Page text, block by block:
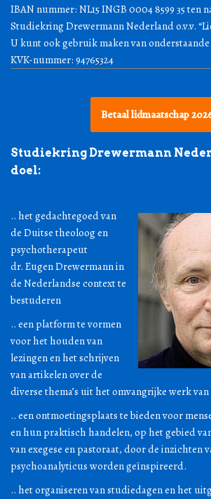
IBAN nummer: NL15 INGB 0004 8599 35 ten
Studiekring Drewermann Nederland o.v.v.
U kunt ook gebruik maken van
KVK-nummer: 94765324
Betaal lidmaatschap
Studiekring Drewermann
doel:
.. het gedachtegoed van
de Duitse theoloog en
psychotherapeut
dr. Eugen Drewermann in
de Nederlandse context te
bestuderen
.. een platform te vormen
voor het houden van
lezingen en het schrijven
van artikelen over de
diverse thema’s uit het omvangrijke werk
.. een ontmoetingsplaats te bieden voor
en hun praktisch handelen, op het gebied
van exegese en pastoraat, door de inzichten
psychoanalyticus worden geïnspireerd.
.. het organiseren van studiedagen en het